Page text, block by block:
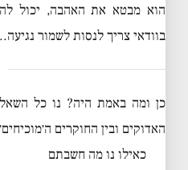
הוא מבטא את האהבה, יכול
בוודאי צריך לנסות לשמור נגיעה..
כן ומה באמת היה? נו כל
האדוקים ובין החוקרים
כאילו נו מה חשבתם